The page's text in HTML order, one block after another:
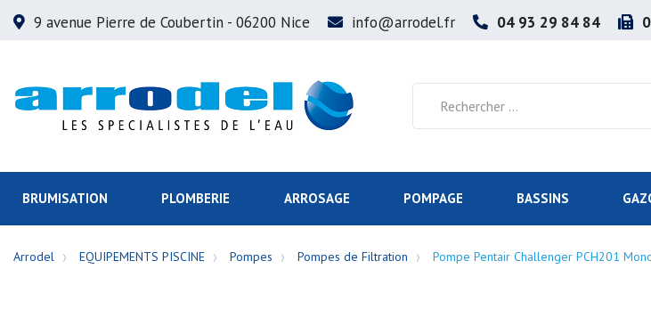
9 avenue Pierre de Coubertin - 06200 Nice info@arrodel.fr 04 93 29 84 84
BRUMISATION PLOMBERIE ARROSAGE POMPAGE BASSINS
Arrodel EQUIPEMENTS PISCINE Pompes Pompes de Filtration Pompe Pentair Challenger PCH201